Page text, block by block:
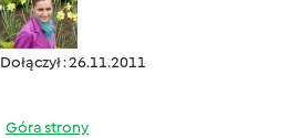
Dołączył : 26.11.2011
Góra strony